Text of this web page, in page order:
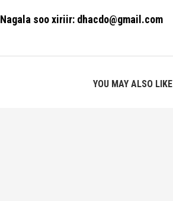
Nagala soo xiriir: dhacdo@gmail.com
YOU MAY ALSO LIKE